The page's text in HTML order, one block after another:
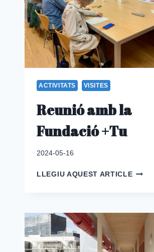
TÉ
ACTIVITATS VISITES
Reunió amb la
Fundació +Tu
2024-05-16
LLEGIU AQUEST ARTICLE
+TU